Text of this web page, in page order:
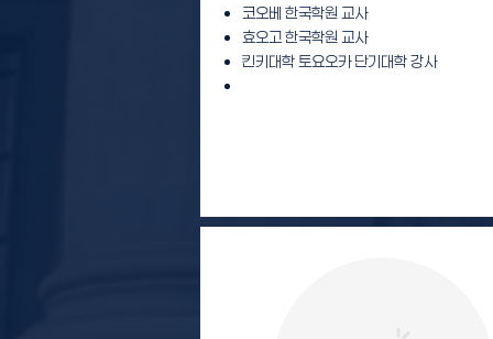
코오베 한국학원 교사
효오고 한국학원 교사
킨키대학 토요오카 단기대학 강사